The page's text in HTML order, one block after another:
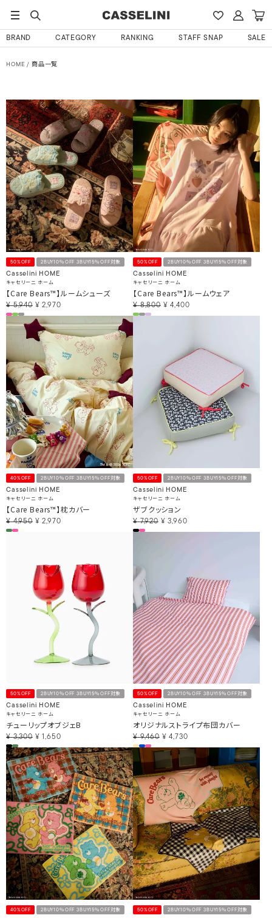
BRAND CATEGORY RANKING STAFF SNAP SALE
HOME 商品一覧
50%OFF 2BUY10％OFF 3BUY15％OFF対象
Casselini HOME
キャセリーニ ホーム
【Care Bears™】ルームシューズ
¥ 5,940 ¥ 2,970
50%OFF 2BUY10％OFF 3BUY15％OFF対象
Casselini HOME
キャセリーニ ホーム
【Care Bears™】ルームウェア
¥ 8,800 ¥ 4,400
40%OFF 2BUY10％OFF 3BUY15％OFF対象
Casselini HOME
キャセリーニ ホーム
【Care Bears™】枕カバー
¥ 4,950 ¥ 2,970
50%OFF 2BUY10％OFF 3BUY15％OFF対象
Casselini HOME
キャセリーニ ホーム
ザブクッション
¥ 7,920 ¥ 3,960
50%OFF 2BUY10％OFF 3BUY15％OFF対象
Casselini HOME
キャセリーニ ホーム
チューリップオブジェB
¥ 3,300 ¥ 1,650
50%OFF 2BUY10％OFF 3BUY15％OFF対象
Casselini HOME
キャセリーニ ホーム
オリジナルストライプ布団カバー
¥ 9,460 ¥ 4,730
40%OFF 2BUY10％OFF 3BUY15％OFF対象 50%OFF 2BUY10％OFF 3BUY15％OFF対象